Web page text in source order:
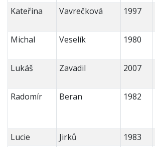
Kateřina Vavrečková 1997
Michal Veselík 1980
Lukáš Zavadil 2007
Radomír Beran 1982
Lucie
Jirků
1983